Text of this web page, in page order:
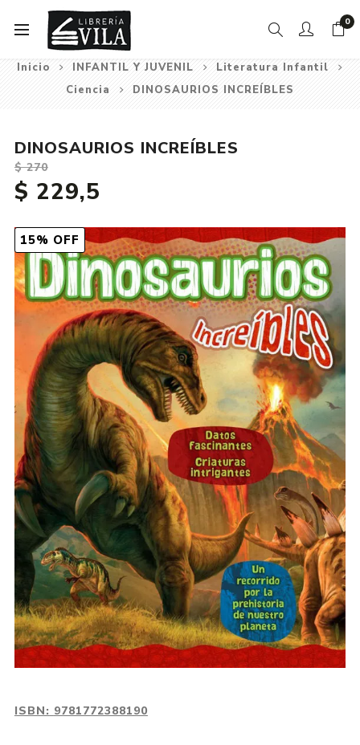
0
Inicio INFANTIL Y JUVENIL
Literatura Infantil
Ciencia
DINOSAURIOS INCREÍBLES
15% OFF
DINOSAURIOS INCREÍBLES
$ 270
$ 229,5
ISBN: 9781772388190